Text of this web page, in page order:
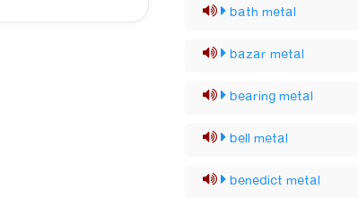
bath metal
bazar metal
bearing metal
bell metal
benedict metal